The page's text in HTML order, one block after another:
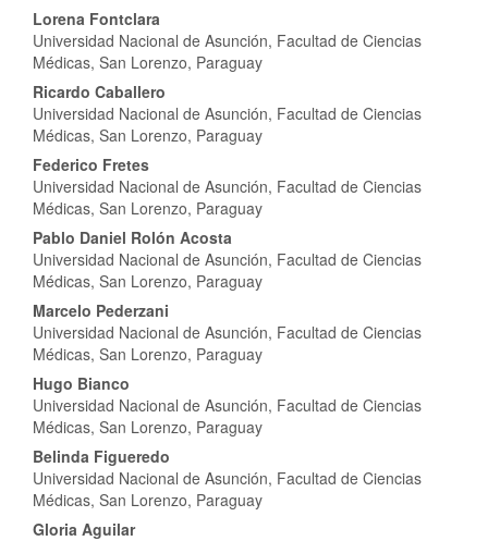
Contenido
principal
del
artículo
Lorena Fontclara
Universidad Nacional de Asunción, Facultad de Ciencias
Médicas, San Lorenzo, Paraguay
Ricardo Caballero
Universidad Nacional de Asunción, Facultad de Ciencias
Médicas, San Lorenzo, Paraguay
Federico Fretes
Universidad Nacional de Asunción, Facultad de Ciencias
Médicas, San Lorenzo, Paraguay
Pablo Daniel Rolón Acosta
Universidad Nacional de Asunción, Facultad de Ciencias
Médicas, San Lorenzo, Paraguay
Marcelo Pederzani
Universidad Nacional de Asunción, Facultad de Ciencias
Médicas, San Lorenzo, Paraguay
Hugo Bianco
Universidad Nacional de Asunción, Facultad de Ciencias
Médicas, San Lorenzo, Paraguay
Belinda Figueredo
Universidad Nacional de Asunción, Facultad de Ciencias
Médicas, San Lorenzo, Paraguay
Gloria Aguilar